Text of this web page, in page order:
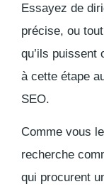
Essayez de
précise, ou
qu’ils puissent
à cette étape
SEO.
Comme vous
recherche
qui procurent